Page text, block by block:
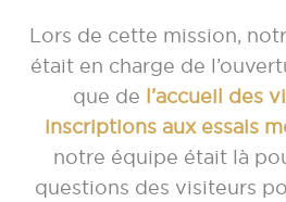
Lors de cette mission,
était en charge de
que de
l’accueil des
inscriptions aux essais
notre équipe était là
questions des visiteurs